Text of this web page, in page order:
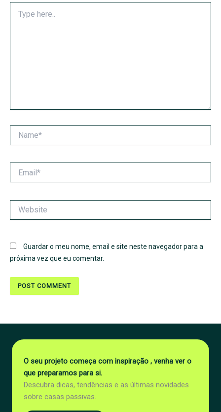
here..
Guardar o meu nome, email e site neste navegador para a
próxima vez que eu comentar.
O seu projeto começa com inspiração , venha ver o
que preparamos para si.
Descubra dicas, tendências e as últimas novidades
sobre casas passivas.